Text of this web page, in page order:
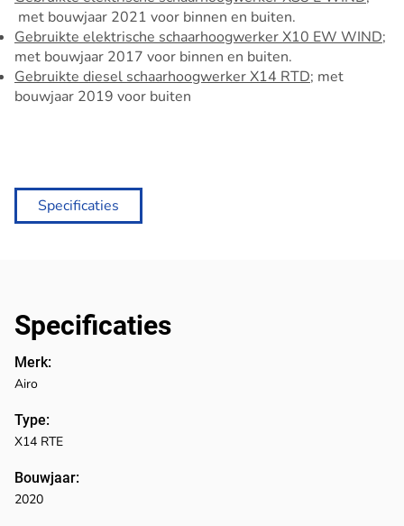
met bouwjaar 2021 voor binnen en buiten.
Gebruikte elektrische schaarhoogwerker X10 EW WIND;
met bouwjaar 2017 voor binnen en buiten.
Gebruikte diesel schaarhoogwerker X14 RTD; met
bouwjaar 2019 voor buiten
Specificaties
Specificaties
Merk:
Type:
Bouwjaar:
Airo
X14 RTE
2020